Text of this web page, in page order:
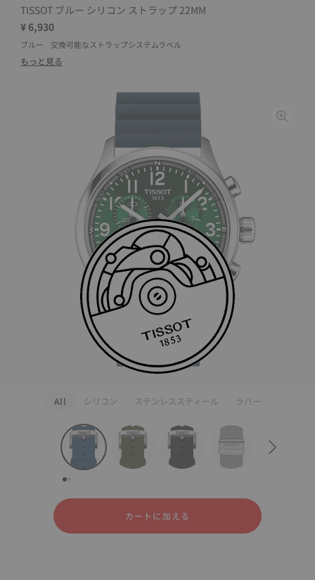
TISSOT ブルー シリコン ストラップ 22MM
¥ 6,930
ブルー 交換可能なストラップシステムラベル
もっと見る
All シリコン ステンレススティール ラバー
strapConfigurator
カートに加える